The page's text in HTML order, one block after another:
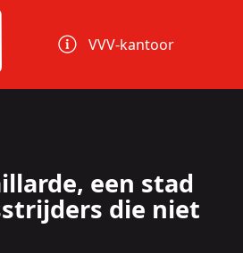
VVV-kantoor
een stad
die niet